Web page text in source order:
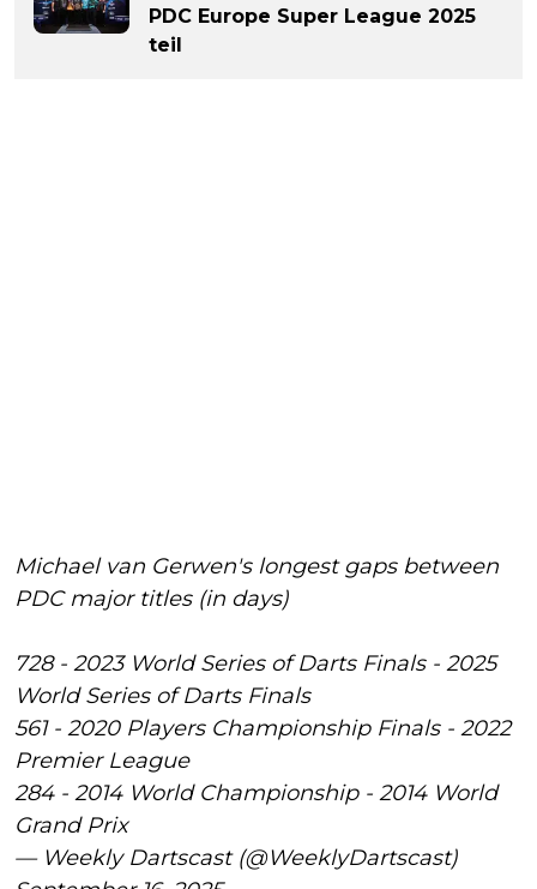
PDC Europe Super League 2025
teil
Michael van Gerwen's longest gaps between
PDC major titles (in days)
728 - 2023 World Series of Darts Finals - 2025
World Series of Darts Finals
561 - 2020 Players Championship Finals - 2022
Premier League
284 - 2014 World Championship - 2014 World
Grand Prix
— Weekly Dartscast (@WeeklyDartscast)